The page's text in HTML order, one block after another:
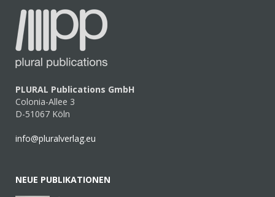
PLURAL Publications GmbH
Colonia-Allee 3
D-51067 Köln
info@pluralverlag.eu
NEUE PUBLIKATIONEN